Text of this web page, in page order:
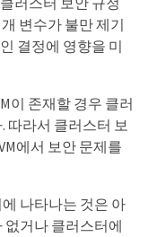
변수가 불만 제기
결정에 영향을 미
이 존재할 경우 클러
따라서 클러스터 보
에서 보안 문제를
나타나는 것은 아
없거나 클러스터에